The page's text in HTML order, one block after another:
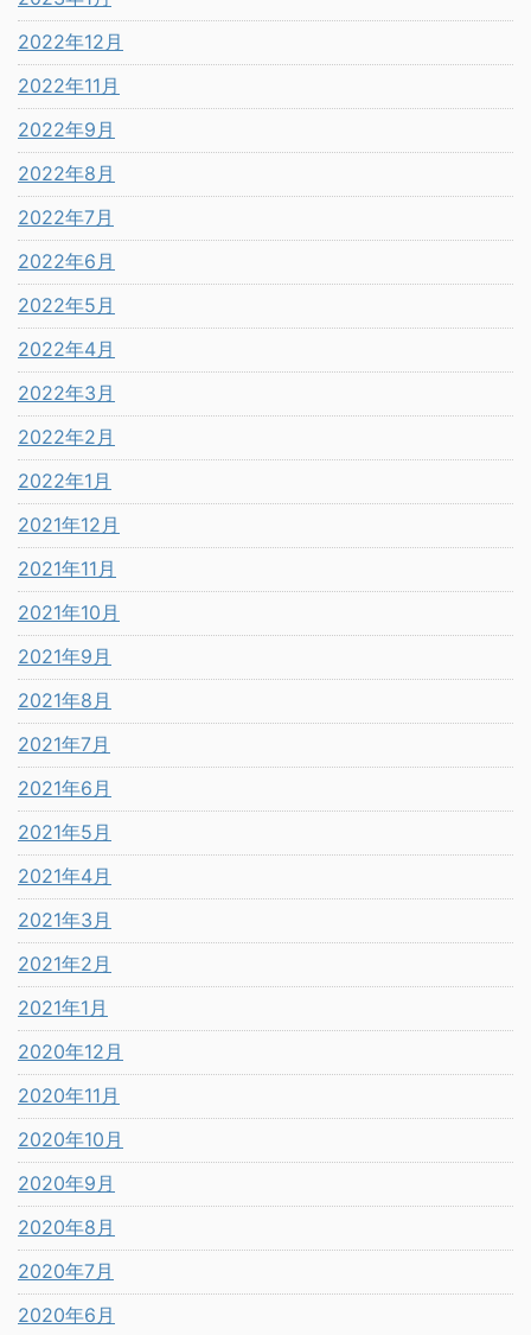
2022年12月
2022年11月
2022年9月
2022年8月
2022年7月
2022年6月
2022年5月
2022年4月
2022年3月
2022年2月
2022年1月
2021年12月
2021年11月
2021年10月
2021年9月
2021年8月
2021年7月
2021年6月
2021年5月
2021年4月
2021年3月
2021年2月
2021年1月
2020年12月
2020年11月
2020年10月
2020年9月
2020年8月
2020年7月
2020年6月